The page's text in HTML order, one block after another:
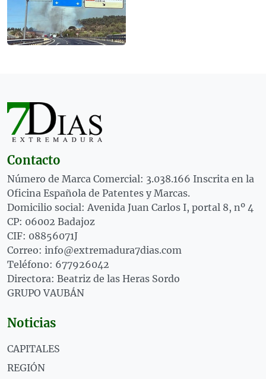
Contacto
Número de Marca Comercial: 3.038.166 Inscrita en la
Oficina Española de Patentes y Marcas.
Domicilio social: Avenida Juan Carlos I, portal 8, nº 4
CP: 06002 Badajoz
CIF: 08856071J
Correo: info@extremadura7dias.com
Teléfono: 677926042
Directora: Beatriz de las Heras Sordo
GRUPO VAUBÁN
Noticias
CAPITALES
REGIÓN